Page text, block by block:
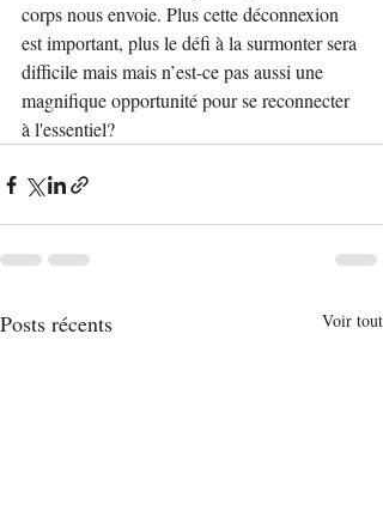
corps nous envoie. Plus cette déconnexion
est important, plus le défi à la surmonter sera
difficile mais mais n’est-ce pas aussi une
magnifique opportunité pour se reconnecter
à l'essentiel?
Posts récents Voir tout